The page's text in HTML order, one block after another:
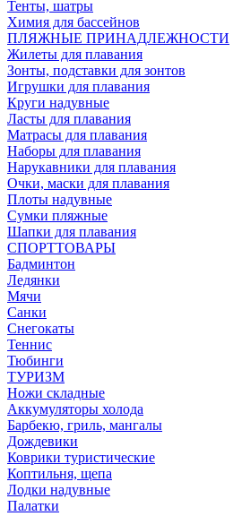
Тенты, шатры
Химия для бассейнов
ПЛЯЖНЫЕ ПРИНАДЛЕЖНОСТИ
Жилеты для плавания
Зонты, подставки для зонтов
Игрушки для плавания
Круги надувные
Ласты для плавания
Матрасы для плавания
Наборы для плавания
Нарукавники для плавания
Очки, маски для плавания
Плоты надувные
Сумки пляжные
Шапки для плавания
СПОРТТОВАРЫ
Бадминтон
Ледянки
Мячи
Санки
Снегокаты
Теннис
Тюбинги
ТУРИЗМ
Ножи складные
Аккумуляторы холода
Барбекю, гриль, мангалы
Дождевики
Коврики туристические
Коптильня, щепа
Лодки надувные
Палатки